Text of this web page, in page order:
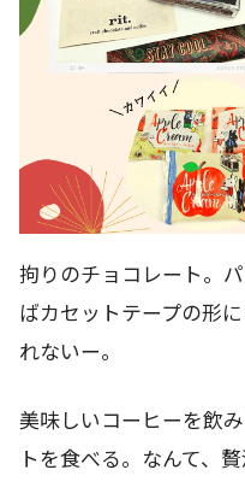
拘りのチョコレート。
ばカセットテープの形
れないー。
美味しいコーヒーを飲
トを食べる。なんて、